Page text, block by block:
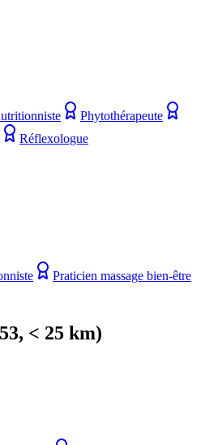
Phytothérapeute
Réflexologue
Praticien massage bien-être
, < 25 km)